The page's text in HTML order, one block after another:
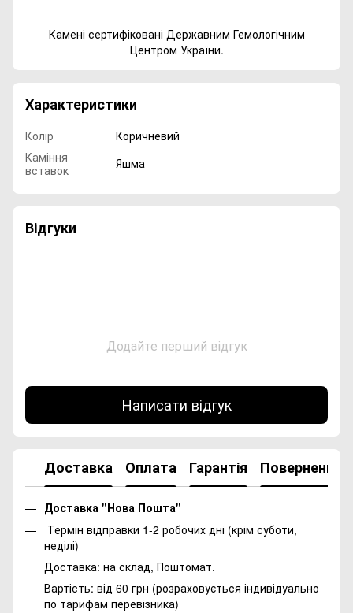
Камені сертифіковані Державним Гемологічним
Центром України.
Характеристики
Колір
Коричневий
Каміння
вставок
Яшма
Відгуки
Додайте перший відгук
Написати відгук
Доставка Оплата Гарантія Повернення
Доставка "Нова Пошта"
Термін відправки 1-2 робочих дні (крім суботи,
неділі)
Доставка: на склад, Поштомат.
Вартість: від 60 грн (розраховується індивідуально
по тарифам перевізника)